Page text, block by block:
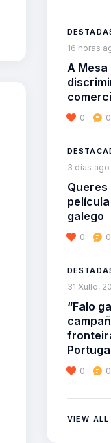
16 horas
A
0 0
3 días ago
Queres
galego
0 0
31 Xullo,
“Falo
0 0
VIEW ALL